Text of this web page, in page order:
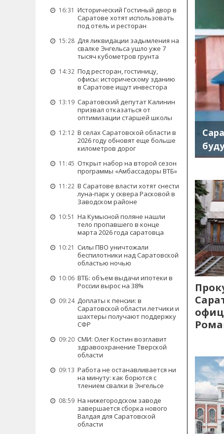
16:31 Исторический Гостиный двор в
Саратове хотят использовать
под отель и ресторан
15:28 Для ликвидации задымления на
свалке Энгельса ушло уже 7
тысяч кубометров грунта
14:32 Под ресторан, гостиницу,
офисы: историческому зданию
в Саратове ищут инвестора
13:19 Саратовский депутат Калинин
призвал отказаться от
оптимизации старшей школы
12:12 В селах Саратовской области в
2026 году обновят еще больше
километров дорог
11:45 Открыт набор на второй сезон
программы «Амбассадоры ВТБ»
11:22 В Саратове власти хотят снести
луна-парк у сквера Расковой в
Заводском районе
10:51 На Кумысной поляне нашли
тело пропавшего в конце
марта 2026 года саратовца
10:21 Силы ПВО уничтожали
беспилотники над Саратовской
областью ночью
10:06 ВТБ: объем выдачи ипотеки в
России вырос на 38%
09:24 Доплаты к пенсии: в
Саратовской области летчики и
шахтеры получают поддержку
СФР
09:20 СМИ: Олег Костин возглавит
здравоохранение Тверской
области
09:13 Работа не останавливается ни
на минуту: как борются с
тлением свалки в Энгельсе
08:59 На нижегородском заводе
завершается сборка нового
Валдая для Саратовской
области